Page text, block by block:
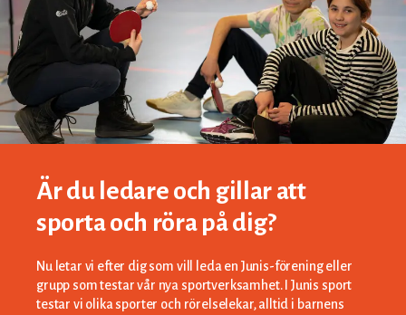
Är du ledare och gillar att
sporta och röra på dig?
Nu letar vi efter dig som vill leda en Junis-förening eller
grupp som testar vår nya sportverksamhet. I Junis sport
testar vi olika sporter och rörelselekar, alltid i barnens